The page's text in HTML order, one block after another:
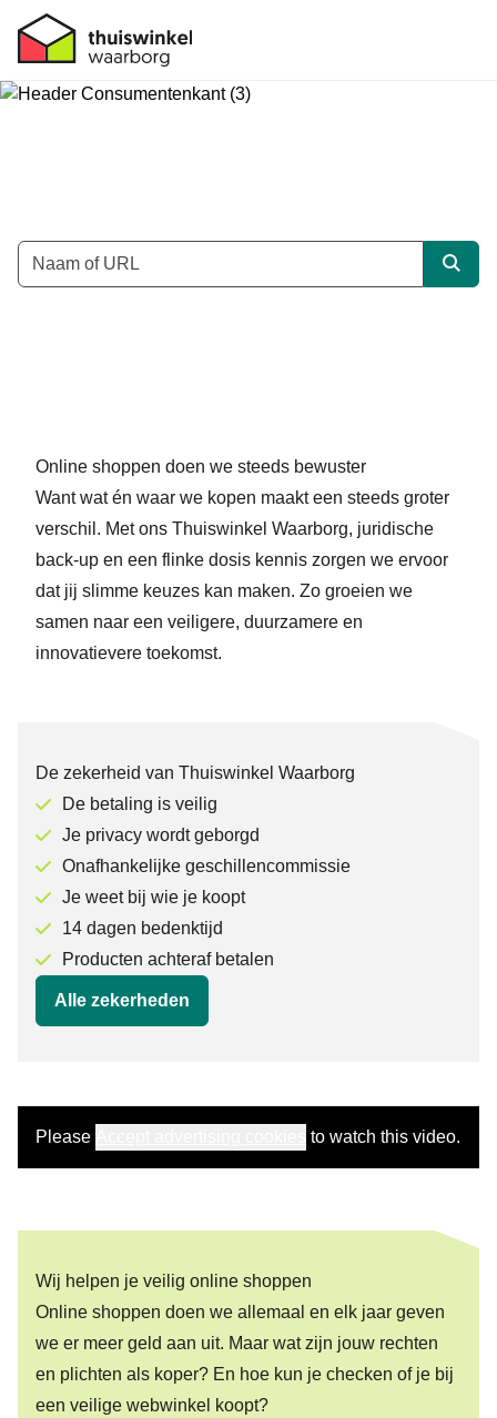
Trefwoord
Online shoppen doen we steeds bewuster
Want wat én waar we kopen maakt een steeds groter
verschil. Met ons Thuiswinkel Waarborg, juridische
back-up en een flinke dosis kennis zorgen we ervoor
dat jij slimme keuzes kan maken. Zo groeien we
samen naar een veiligere, duurzamere en
innovatievere toekomst.
De zekerheid van Thuiswinkel Waarborg
De betaling is veilig
Je privacy wordt geborgd
Onafhankelijke geschillencommissie
Je weet bij wie je koopt
14 dagen bedenktijd
Producten achteraf betalen
Alle zekerheden
Please to watch this video.
Wij helpen je veilig online shoppen
Online shoppen doen we allemaal en elk jaar geven
we er meer geld aan uit. Maar wat zijn jouw rechten
en plichten als koper? En hoe kun je checken of je bij
een veilige webwinkel koopt?